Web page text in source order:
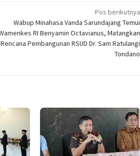
Pos berikutnya
Wabup Minahasa Vanda Sarundajang Temui
RI Benyamin Octavianus, Matangkan
Rencana Pembangunan RSUD Dr. Sam Ratulangi
Tondano